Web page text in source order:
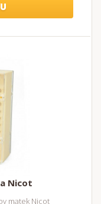
Nicot
matek Nicot